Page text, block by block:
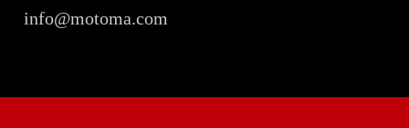
info@motoma.com